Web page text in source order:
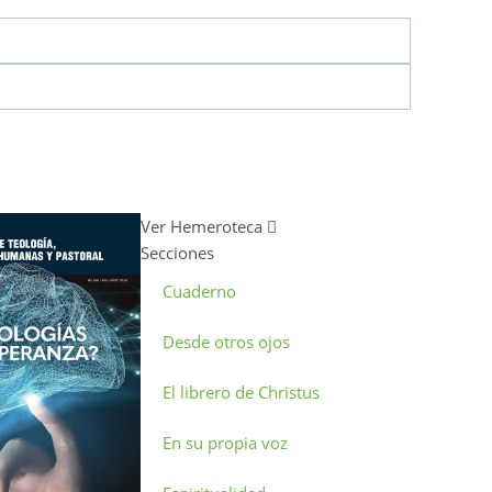
Ver Hemeroteca
Secciones
Cuaderno
Desde otros ojos
El librero de Christus
En su propia voz